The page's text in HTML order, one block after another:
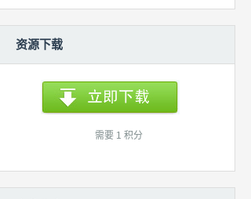
资源下载
需要 1 积分